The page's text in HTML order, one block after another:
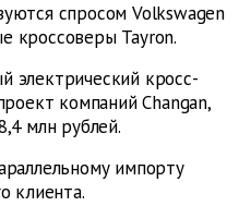
спросом Volkswagen
кроссоверы Tayron.
электрический кросс-
компаний Changan,
млн рублей.
импорту
клиента.